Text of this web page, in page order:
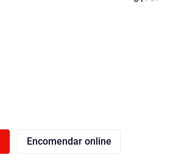
Encomendar online